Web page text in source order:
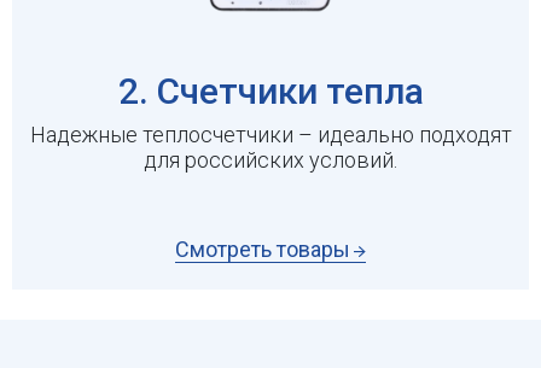
2. Счетчики тепла
Надежные теплосчетчики – идеально подходят
для российских условий.
Смотреть товары